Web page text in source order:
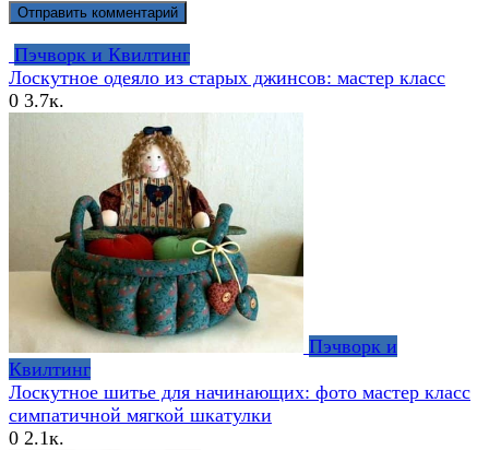
Пэчворк и Квилтинг
Лоскутное одеяло из старых джинсов: мастер класс
0 3.7к.
Пэчворк и
Квилтинг
Лоскутное шитье для начинающих: фото мастер класс
симпатичной мягкой шкатулки
0 2.1к.